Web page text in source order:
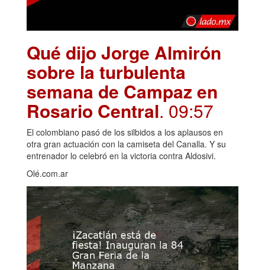
Qué dijo Jorge Almirón
sobre la turbulenta
semana de Campaz en
Rosario Central. 09:57
El colombiano pasó de los silbidos a los aplausos en
otra gran actuación con la camiseta del Canalla. Y su
entrenador lo celebró en la victoria contra Aldosivi.
Olé.com.ar